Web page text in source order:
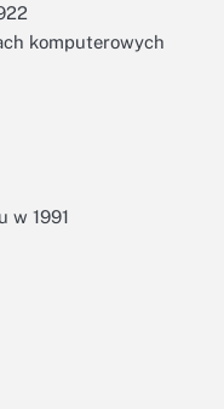
komputerowych
w 1991